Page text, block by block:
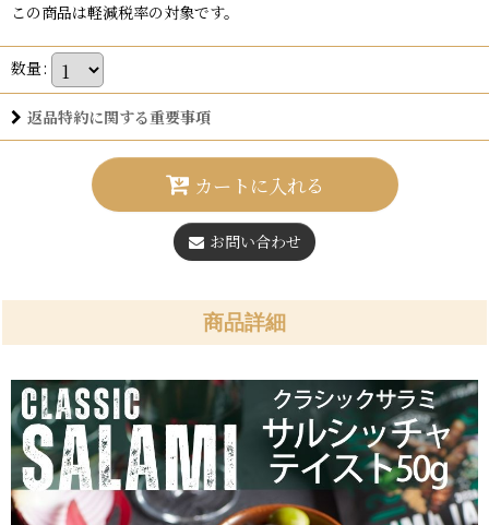
この商品は軽減税率の対象です。
数量:
返品特約に関する重要事項
カートに入れる
お問い合わせ
商品詳細